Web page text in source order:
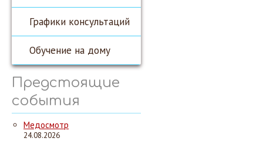
Графики консультаций
Обучение на дому
Предстоящие
события
Медосмотр
24.08.2026